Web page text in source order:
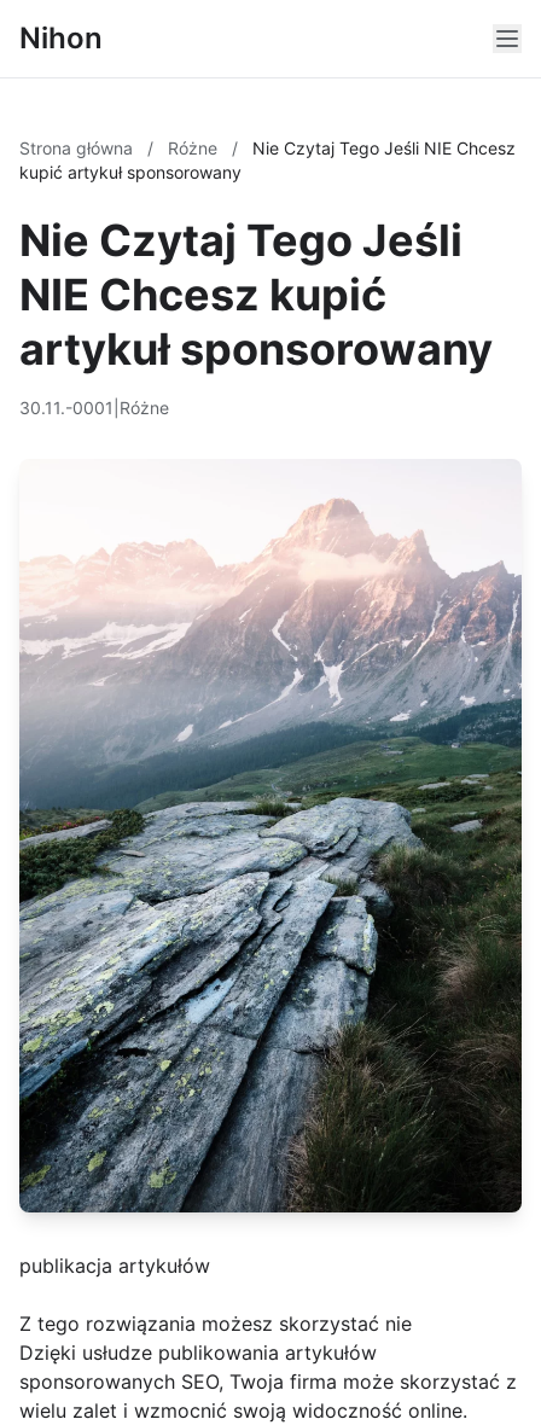
Nihon
Strona główna / Różne /
Nie Czytaj Tego Jeśli NIE Chcesz
kupić artykuł sponsorowany
Nie Czytaj Tego Jeśli
NIE Chcesz kupić
artykuł sponsorowany
30.11.-0001 Różne
publikacja artykułów
Z tego rozwiązania możesz skorzystać nie
Dzięki usłudze publikowania artykułów
sponsorowanych SEO, Twoja firma może skorzystać z
wielu zalet i wzmocnić swoją widoczność online.